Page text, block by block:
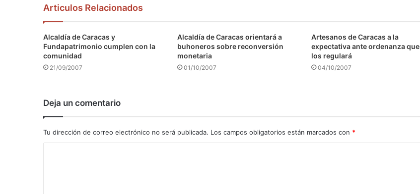
Articulos Relacionados
Alcaldía de Caracas y
Fundapatrimonio cumplen con la
comunidad
21/09/2007
Alcaldía de Caracas orientará a
buhoneros sobre reconversión
monetaria
01/10/2007
Artesanos de Caracas a la
expectativa ante ordenanza que
los regulará
04/10/2007
Deja un comentario
Tu dirección de correo electrónico no será publicada. Los campos obligatorios están marcados con *